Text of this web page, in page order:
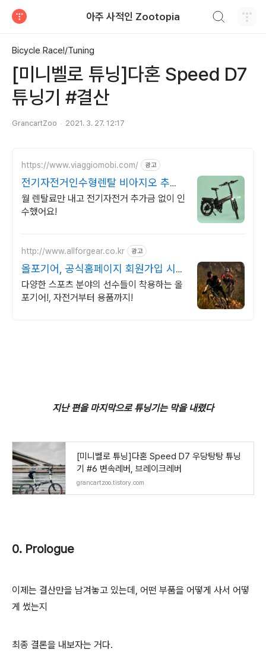
아주 사적인 Zootopia
Bicycle Race!/Tuning
[미니벨로 튜닝]다혼 Speed D7
튜닝기 #결산
GrancartZoo 2021. 3. 27. 12:17
https://www.viaggiomobi.com/ 광고
전기자전거인수형렌탈 비아지오 추가
금0원, 출퇴근자전거마련
월 렌탈료만 내고 전기자전거 추가금 없이 인
수했어요!
http://www.allforgear.co.kr 광고
올포기어, 공식홈페이지 회원가입 시
10% 할인
다양한 스포츠 분야의 선수들이 착용하는 올
포기어!, 자전거부터 용품까지!
지난 편을 마지막으로 튜닝기는 막을 내렸다
[미니벨로 튜닝]다혼 Speed D7 우당탕탕 튜닝
기 #6 변속레버, 브레이크레버
grancartzoo.tistory.com
0. Prologue
이제는 결산만을 남겨놓고 있는데, 어떤 부품을 어떻게 사서 어떻
게 썼는지
최종 결론을 내보자는 거다.